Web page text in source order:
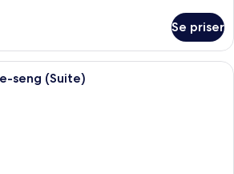
Se priser
En stue med pejs, en stensokkel,
seng (Suite)